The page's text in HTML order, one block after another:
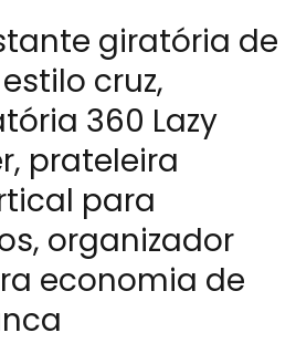
giratória de
cruz,
360 Lazy
prateleira
para
organizador
economia de